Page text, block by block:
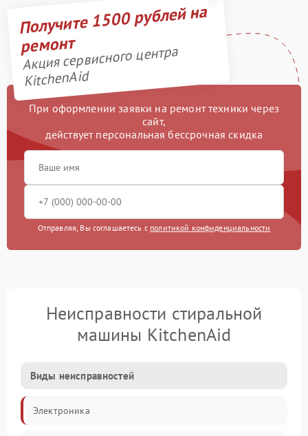
Получите 1500 рублей на
ремонт
Акция сервисного центра
KitchenAid
При оформлении заявки на ремонт техники через
сайт,
действует персональная бессрочная скидка
Отправляя, Вы соглашаетесь с политикой конфиденциальности
Неисправности стиральной
машины KitchenAid
Виды неисправностей
Электроника